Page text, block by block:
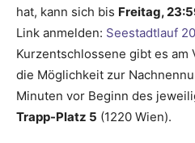
hat, kann sich bis Freitag,
Link anmelden: Seestadtlauf
Kurzentschlossene gibt es am
die Möglichkeit zur
Minuten vor Beginn des
Trapp-Platz 5 (1220 Wien).